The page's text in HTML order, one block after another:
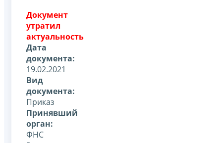
Документ
утратил
актуальность
Дата
документа:
19.02.2021
Вид
документа:
Приказ
Принявший
орган:
ФНС